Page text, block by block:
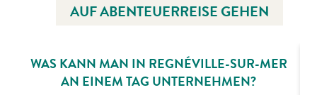
AUF ABENTEUERREISE GEHEN
WAS KANN MAN IN REGNÉVILLE-SUR-MER
AN EINEM TAG UNTERNEHMEN?